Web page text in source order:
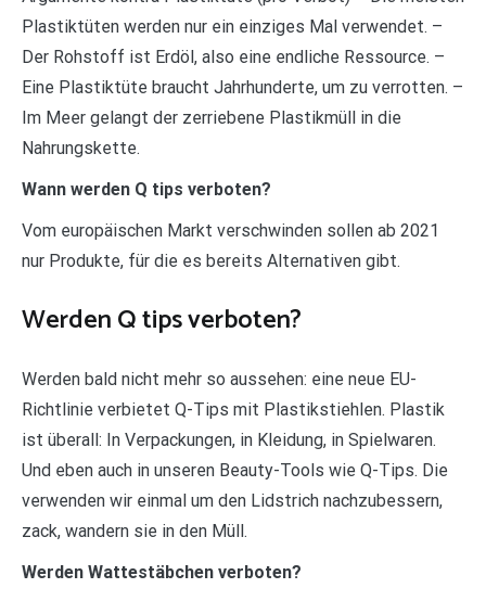
Plastiktüten werden nur ein einziges Mal verwendet. –
Der Rohstoff ist Erdöl, also eine endliche Ressource. –
Eine Plastiktüte braucht Jahrhunderte, um zu verrotten. –
Im Meer gelangt der zerriebene Plastikmüll in die
Nahrungskette.
Wann werden Q tips verboten?
Vom europäischen Markt verschwinden sollen ab 2021
nur Produkte, für die es bereits Alternativen gibt.
Werden Q tips verboten?
Werden bald nicht mehr so aussehen: eine neue EU-
Richtlinie verbietet Q-Tips mit Plastikstiehlen. Plastik
ist überall: In Verpackungen, in Kleidung, in Spielwaren.
Und eben auch in unseren Beauty-Tools wie Q-Tips. Die
verwenden wir einmal um den Lidstrich nachzubessern,
zack, wandern sie in den Müll.
Werden Wattestäbchen verboten?